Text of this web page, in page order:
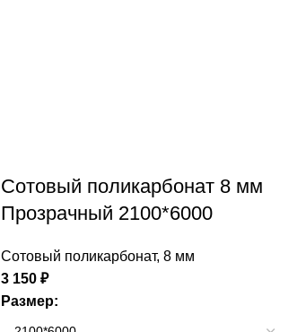
Сотовый поликарбонат 8 мм
Прозрачный 2100*6000
Сотовый поликарбонат, 8 мм
3 150 ₽
Размер: